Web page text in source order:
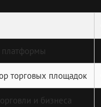
торговых площадок
и бизнеса